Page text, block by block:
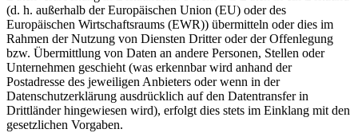
(d. h. außerhalb der Europäischen Union (EU) oder des
Europäischen Wirtschaftsraums (EWR)) übermitteln oder dies im
Rahmen der Nutzung von Diensten Dritter oder der Offenlegung
bzw. Übermittlung von Daten an andere Personen, Stellen oder
Unternehmen geschieht (was erkennbar wird anhand der
Postadresse des jeweiligen Anbieters oder wenn in der
Datenschutzerklärung ausdrücklich auf den Datentransfer in
Drittländer hingewiesen wird), erfolgt dies stets im Einklang mit den
gesetzlichen Vorgaben.